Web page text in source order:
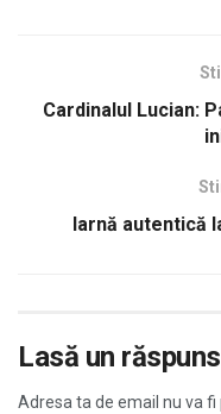
Cardinalul Lucian:
Iarnă autentică
Lasă un răspuns
Adresa ta de email nu va fi